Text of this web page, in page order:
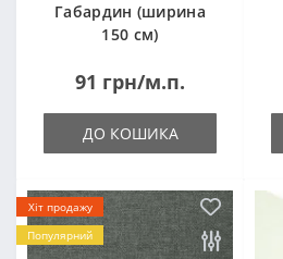
Габардин (ширина
150 см)
91 грн/м.п.
ДО КОШИКА
Хіт продажу
Популярний